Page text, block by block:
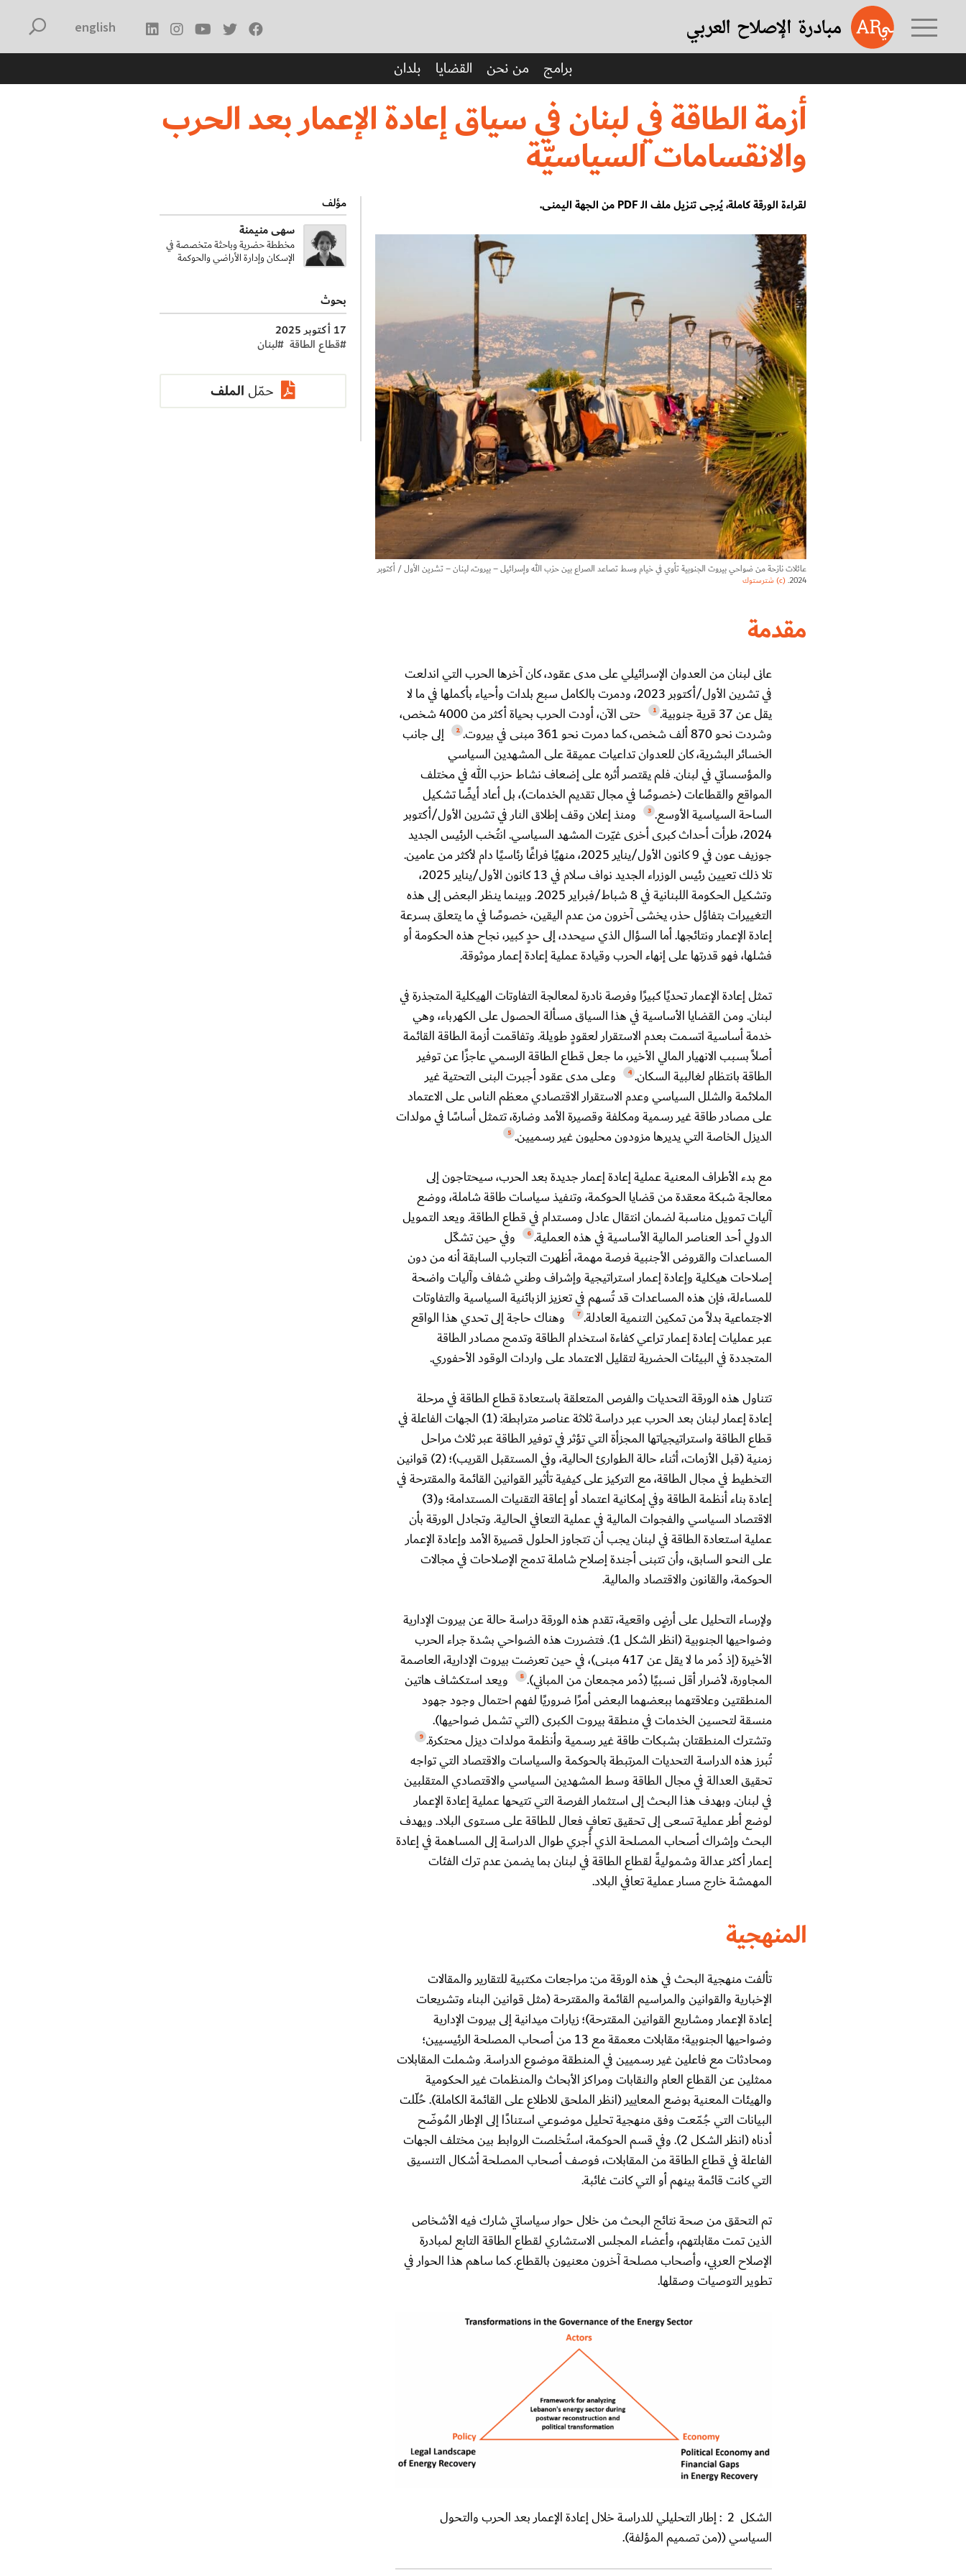
أزمة الطاقة في لبنان في سياق إعادة الإعمار بعد الحرب والانقسامات السياسيّة
english
برامج من نحن القضايا بلدان
أزمة الطاقة في لبنان في سياق إعادة الإعمار بعد الحرب
والانقسامات السياسيّة
لقراءة الورقة كاملة، يُرجى تنزيل ملف الـ PDF من الجهة اليمنى.
عائلات نازحة من ضواحي بيروت الجنوبية تأوي في خيام وسط تصاعد الصراع بين حزب الله وإسرائيل – بيروت، لبنان – تشرين الأول / أكتوبر
2024. (c) شترستوك
مقدمة
عانى لبنان من العدوان الإسرائيلي على مدى عقود، كان آخرها الحرب التي اندلعت
في تشرين الأول/أكتوبر 2023، ودمرت بالكامل سبع بلدات وأحياء بأكملها في ما لا
يقل عن 37 قرية جنوبية.
1
حتى الآن، أودت الحرب بحياة أكثر من 4000 شخص،
وشردت نحو 870 ألف شخص، كما دمرت نحو 361 مبنى في بيروت.
2
إلى جانب
الخسائر البشرية، كان للعدوان تداعيات عميقة على المشهدين السياسي
والمؤسساتي في لبنان. فلم يقتصر أثره على إضعاف نشاط حزب الله في مختلف
المواقع والقطاعات (خصوصًا في مجال تقديم الخدمات)، بل أعاد أيضًا تشكيل
الساحة السياسية الأوسع. 3
ومنذ إعلان وقف إطلاق النار في تشرين الأول/أكتوبر
2024، طرأت أحداث كبرى أخرى غيّرت المشهد السياسي. انتُخب الرئيس الجديد
جوزيف عون في 9 كانون الأول/يناير 2025، منهيًا فراغًا رئاسيًا دام لأكثر من عامين.
تلا ذلك تعيين رئيس الوزراء الجديد نواف سلام في 13 كانون الأول/يناير 2025،
وتشكيل الحكومة اللبنانية في 8 شباط/فبراير 2025. وبينما ينظر البعض إلى هذه
التغييرات بتفاؤل حذر، يخشى آخرون من عدم اليقين، خصوصًا في ما يتعلق بسرعة
إعادة الإعمار ونتائجها. أما السؤال الذي سيحدد، إلى حدٍ كبير، نجاح هذه الحكومة أو
فشلها، فهو قدرتها على إنهاء الحرب وقيادة عملية إعادة إعمار موثوقة.
تمثل إعادة الإعمار تحديًا كبيرًا وفرصة نادرة لمعالجة التفاوتات الهيكلية المتجذرة في
لبنان. ومن القضايا الأساسية في هذا السياق مسألة الحصول على الكهرباء، وهي
خدمة أساسية اتسمت بعدم الاستقرار لعقودٍ طويلة. وتفاقمت أزمة الطاقة القائمة
أصلاً بسبب الانهيار المالي الأخير، ما جعل قطاع الطاقة الرسمي عاجزًا عن توفير
الطاقة بانتظام لغالبية السكان. 4
وعلى مدى عقود أجبرت البنى التحتية غير
الملائمة والشلل السياسي وعدم الاستقرار الاقتصادي معظم الناس على الاعتماد
على مصادر طاقة غير رسمية ومكلفة وقصيرة الأمد وضارة، تتمثل أساسًا في مولدات
الديزل الخاصة التي يديرها مزودون محليون غير رسميين. 5
مع بدء الأطراف المعنية عملية إعادة إعمار جديدة بعد الحرب، سيحتاجون إلى
معالجة شبكة معقدة من قضايا الحوكمة، وتنفيذ سياسات طاقة شاملة، ووضع
آليات تمويل مناسبة لضمان انتقال عادل ومستدام في قطاع الطاقة. ويعد التمويل
الدولي أحد العناصر المالية الأساسية في هذه العملية. 6
وفي حين تشكّل
المساعدات والقروض الأجنبية فرصة مهمة، أظهرت التجارب السابقة أنه من دون
إصلاحات هيكلية وإعادة إعمار استراتيجية وإشراف وطني شفاف وآليات واضحة
للمساءلة، فإن هذه المساعدات قد تُسهم في تعزيز الزبائنية السياسية والتفاوتات
الاجتماعية بدلاً من تمكين التنمية العادلة. 7
وهناك حاجة إلى تحدي هذا الواقع
عبر عمليات إعادة إعمار تراعي كفاءة استخدام الطاقة وتدمج مصادر الطاقة
المتجددة في البيئات الحضرية لتقليل الاعتماد على واردات الوقود الأحفوري.
تتناول هذه الورقة التحديات والفرص المتعلقة باستعادة قطاع الطاقة في مرحلة
إعادة إعمار لبنان بعد الحرب عبر دراسة ثلاثة عناصر مترابطة: (1) الجهات الفاعلة في
قطاع الطاقة واستراتيجياتها المجزأة التي تؤثر في توفير الطاقة عبر ثلاث مراحل
زمنية (قبل الأزمات، أثناء حالة الطوارئ الحالية، وفي المستقبل القريب)؛ (2) قوانين
التخطيط في مجال الطاقة، مع التركيز على كيفية تأثير القوانين القائمة والمقترحة في
إعادة بناء أنظمة الطاقة وفي إمكانية اعتماد أو إعاقة التقنيات المستدامة؛ و(3)
الاقتصاد السياسي والفجوات المالية في عملية التعافي الحالية. وتجادل الورقة بأن
عملية استعادة الطاقة في لبنان يجب أن تتجاوز الحلول قصيرة الأمد وإعادة الإعمار
على النحو السابق، وأن تتبنى أجندة إصلاح شاملة تدمج الإصلاحات في مجالات
الحوكمة، والقانون والاقتصاد والمالية.
ولإرساء التحليل على أرضٍ واقعية، تقدم هذه الورقة دراسة حالة عن بيروت الإدارية
وضواحيها الجنوبية (انظر الشكل 1). فتضررت هذه الضواحي بشدة جراء الحرب
الأخيرة (إذ دُمر ما لا يقل عن 417 مبنى)، في حين تعرضت بيروت الإدارية، العاصمة
المجاورة، لأضرار أقل نسبيًا (دُمر مجمعان من المباني). 8
ويعد استكشاف هاتين
المنطقتين وعلاقتهما ببعضهما البعض أمرًا ضروريًا لفهم احتمال وجود جهود
منسقة لتحسين الخدمات في منطقة بيروت الكبرى (التي تشمل ضواحيها).
وتشترك المنطقتان بشبكات طاقة غير رسمية وأنظمة مولدات ديزل محتكرة. 9
تُبرز هذه الدراسة التحديات المرتبطة بالحوكمة والسياسات والاقتصاد التي تواجه
تحقيق العدالة في مجال الطاقة وسط المشهدين السياسي والاقتصادي المتقلبين
في لبنان. وبهدف هذا البحث إلى استثمار الفرصة التي تتيحها عملية إعادة الإعمار
لوضع أطر عملية تسعى إلى تحقيق تعافٍ فعال للطاقة على مستوى البلاد. ويهدف
البحث وإشراك أصحاب المصلحة الذي أُجري طوال الدراسة إلى المساهمة في إعادة
إعمار أكثر عدالة وشموليةً لقطاع الطاقة في لبنان بما يضمن عدم ترك الفئات
المهمشة خارج مسار عملية تعافي البلاد.
المنهجية
تألفت منهجية البحث في هذه الورقة من: مراجعات مكتبية للتقارير والمقالات
الإخبارية والقوانين والمراسيم القائمة والمقترحة (مثل قوانين البناء وتشريعات
إعادة الإعمار ومشاريع القوانين المقترحة)؛ زيارات ميدانية إلى بيروت الإدارية
وضواحيها الجنوبية؛ مقابلات معمقة مع 13 من أصحاب المصلحة الرئيسيين؛
ومحادثات مع فاعلين غير رسميين في المنطقة موضوع الدراسة. وشملت المقابلات
ممثلين عن القطاع العام والنقابات ومراكز الأبحاث والمنظمات غير الحكومية
والهيئات المعنية بوضع المعايير (انظر الملحق للاطلاع على القائمة الكاملة). حُلّلت
البيانات التي جُمّعت وفق منهجية تحليل موضوعي استنادًا إلى الإطار المُوضّح
أدناه (انظر الشكل 2). وفي قسم الحوكمة، استُخلصت الروابط بين مختلف الجهات
الفاعلة في قطاع الطاقة من المقابلات، فوصف أصحاب المصلحة أشكال التنسيق
التي كانت قائمة بينهم أو التي كانت غائبة.
تم التحقق من صحة نتائج البحث من خلال حوار سياساتي شارك فيه الأشخاص
الذين تمت مقابلتهم، وأعضاء المجلس الاستشاري لقطاع الطاقة التابع لمبادرة
الإصلاح العربي، وأصحاب مصلحة آخرون معنيون بالقطاع. كما ساهم هذا الحوار في
تطوير التوصيات وصقلها.
الشكل 2
:إطار التحليلي للدراسة خلال إعادة الإعمار بعد الحرب والتحول
السياسي ((من تصميم المؤلفة).
مؤلف
سهى منيمنة
مخططة حضرية وباحثة متخصصة في
الإسكان وإدارة الأراضي والحوكمة
بحوث
17 أكتوبر 2025
#قطاع الطاقة #لبنان
حمّل الملف